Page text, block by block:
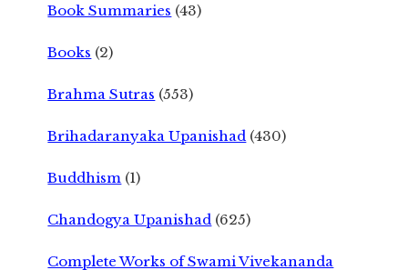
Book Summaries (43)
Books (2)
Brahma Sutras (553)
Brihadaranyaka Upanishad (430)
Buddhism (1)
Chandogya Upanishad (625)
Complete Works of Swami Vivekananda